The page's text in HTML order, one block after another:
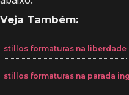
Veja Também:
stillos formaturas na liberdade
stillos formaturas na parada